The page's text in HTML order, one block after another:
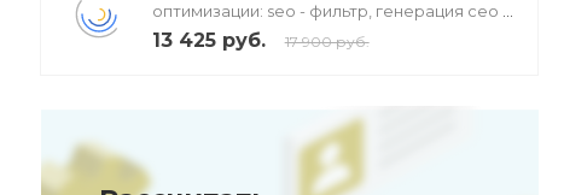
оптимизации: seo - фильтр, генерация сео -
текстов, H1, мета-тегов
13 425 руб. 17 900 руб.